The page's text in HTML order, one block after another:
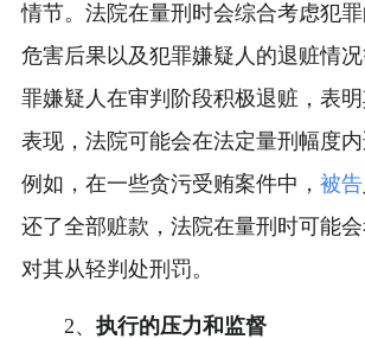
情节。法院在量刑时会综合考虑犯罪
危害后果以及犯罪嫌疑人的退赃情
罪嫌疑人在审判阶段积极退赃，表
表现，法院可能会在法定量刑幅度内
例如，在一些贪污受贿案件中， 被告
还了全部赃款，法院在量刑时可能会
对其从轻判处刑罚。
2、 执行的压力和监督